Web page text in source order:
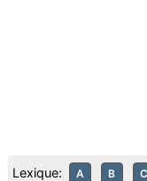
Lexique: A B C